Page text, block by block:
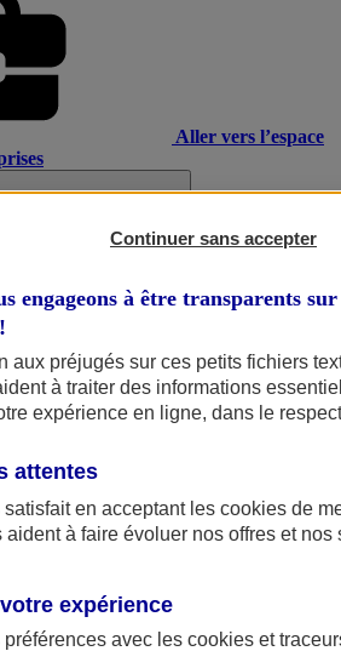
Aller vers l’espace
Continuer sans accepter
engageons à être transparents
!
aux préjugés sur ces petits fichiers
à traiter des informations
expérience en ligne, dans le
attentes
en acceptant les cookies de
à faire évoluer nos offres et nos
expérience
avec les cookies et